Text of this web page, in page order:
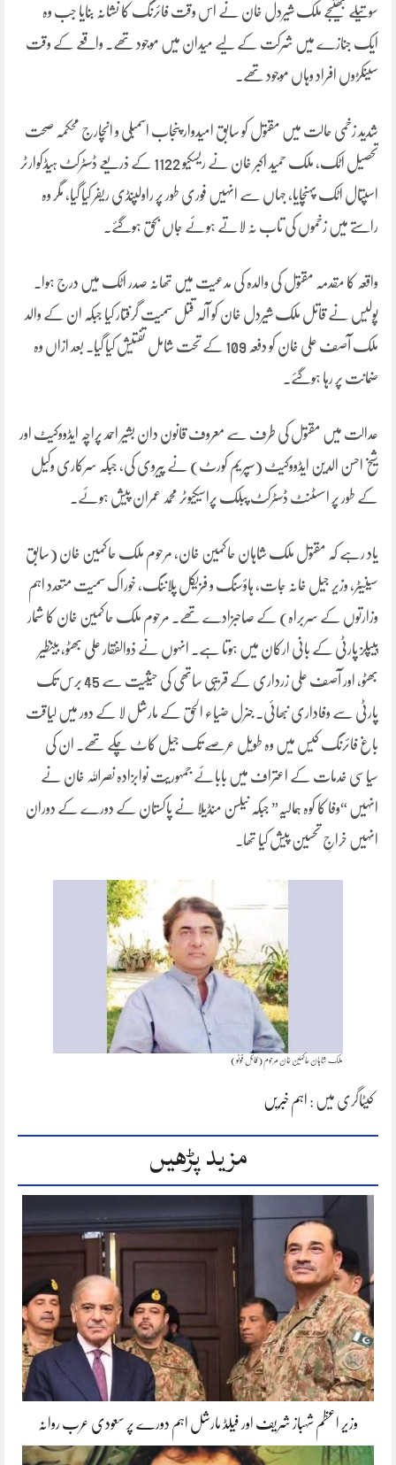
سوتیلے بھتیجے ملک شیردل خان نے اس وقت فائرنگ کا نشانہ بنایا جب وہ
ایک جنازے میں شرکت کے لیے میدان میں موجود تھے۔ واقعے کے وقت
سینکڑوں افراد وہاں موجود تھے۔
شدید زخمی حالت میں مقتول کو سابق امیدوار پنجاب اسمبلی و انچارج محکمہ صحت
تحصیل اٹک، ملک حمید اکبر خان نے ریسکیو 1122 کے ذریعے ڈسٹرکٹ ہیڈکوارٹر
اسپتال اٹک پہنچایا، جہاں سے انہیں فوری طور پر راولپنڈی ریفر کیا گیا، مگر وہ
راستے میں زخموں کی تاب نہ لاتے ہوئے جاں بحق ہوگئے۔
واقعہ کا مقدمہ مقتول کی والدہ کی مدعیت میں تھانہ صدر اٹک میں درج ہوا۔
پولیس نے قاتل ملک شیردل خان کو آلہ قتل سمیت گرفتار کیا جبکہ ان کے والد
ملک آصف علی خان کو دفعہ 109 کے تحت شامل تفتیش کیا گیا۔ بعد ازاں وہ
ضمانت پر رہا ہوگئے۔
عدالت میں مقتول کی طرف سے معروف قانون دان بشیر احمد پراچہ ایڈووکیٹ اور
شیخ احسن الدین ایڈووکیٹ (سپریم کورٹ) نے پیروی کی، جبکہ سرکاری وکیل
کے طور پر اسسٹنٹ ڈسٹرکٹ پبلک پراسیکیوٹر محمد عمران پیش ہوئے۔
یاد رہے کہ مقتول ملک شاہان حاکمین خان، مرحوم ملک حاکمین خان (سابق
سینیٹر، وزیر جیل خانہ جات، ہاؤسنگ و فزیکل پلاننگ، خوراک سمیت متعدد اہم
وزارتوں کے سربراہ) کے صاحبزادے تھے۔ مرحوم ملک حاکمین خان کا شمار
پیپلز پارٹی کے بانی ارکان میں ہوتا ہے۔ انہوں نے ذوالفقار علی بھٹو، بینظیر
بھٹو، اور آصف علی زرداری کے قریبی ساتھی کی حیثیت سے 45 برس تک
پارٹی سے وفاداری نبھائی۔ جنرل ضیاء الحق کے مارشل لا کے دور میں لیاقت
باغ فائرنگ کیس میں وہ طویل عرصے تک جیل کاٹ چکے تھے۔ ان کی
سیاسی خدمات کے اعتراف میں بابائے جمہوریت نوابزادہ نصراللہ خان نے
انہیں “وفا کا کوہ ہمالیہ” جبکہ نیلسن منڈیلا نے پاکستان کے دورے کے دوران
انہیں خراجِ تحسین پیش کیا تھا۔
ملک شاہان حاکمین خان مرحوم (فائل فوٹو)
کیٹاگری میں : اہم خبریں
مزید پڑھیں
وزیر اعظم شہباز شریف اور فیلڈ مارشل اہم دورے پر سعودی عرب روانہ